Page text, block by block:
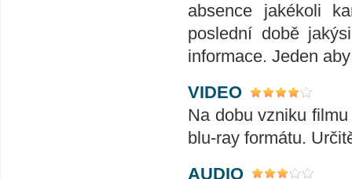
absence jakékoli
poslední době
informace. Jeden
VIDEO
Na dobu vzniku
blu-ray formátu.
AUDIO